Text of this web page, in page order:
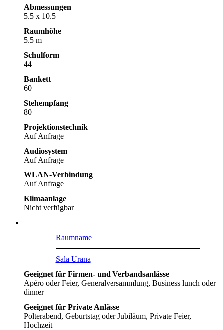
Abmessungen
5.5 x 10.5
Raumhöhe
5.5 m
Schulform
44
Bankett
60
Stehempfang
80
Projektionstechnik
Auf Anfrage
Audiosystem
Auf Anfrage
WLAN-Verbindung
Auf Anfrage
Klimaanlage
Nicht verfügbar
Raumname
Sala Urana
Geeignet für Firmen- und Verbandsanlässe
Apéro oder Feier, Generalversammlung, Business lunch oder
dinner
Geeignet für Private Anlässe
Polterabend, Geburtstag oder Jubiläum, Private Feier,
Hochzeit